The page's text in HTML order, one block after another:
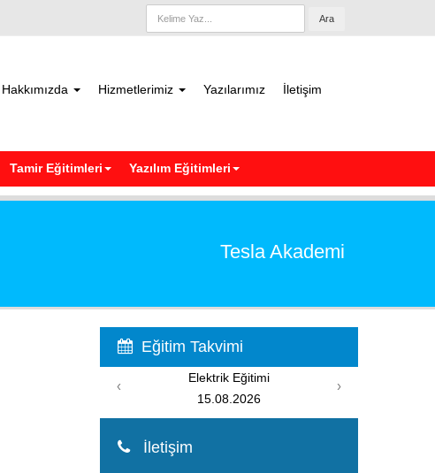
Ara
Hakkımızda Hizmetlerimiz Yazılarımız İletişim
Tamir Eğitimleri Yazılım Eğitimleri
Tesla Akademi
Eğitim Takvimi
PIC Programlama Eğitimi
08.08.2026
‹ ›
İletişim